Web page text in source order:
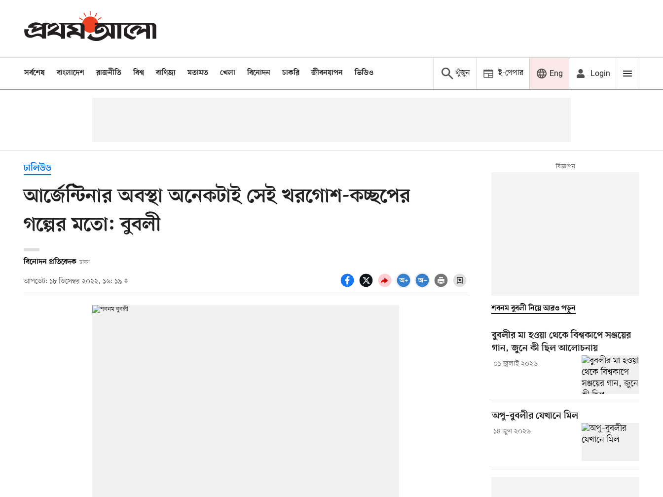
সর্বশেষ বাংলাদেশ রাজনীতি বিশ্ব বাণিজ্য মতামত খেলা বিনোদন চাকরি জীবনযাপন ভিডিও খুঁজুন ই-পেপার Eng Login
ঢালিউড
আর্জেন্টিনার অবস্থা অনেকটাই সেই খরগোশ-কচ্ছপের
গল্পের মতো: বুবলী
বিনোদন প্রতিবেদক ঢাকা
আপডেট: ১৮ ডিসেম্বর ২০২২, ১৬: ১৯
শবনম বুবলী নিয়ে আরও পড়ুন
বুবলীর মা হওয়া থেকে বিশ্বকাপে সঞ্জয়ের
গান, জুনে কী ছিল আলোচনায়
০১ জুলাই ২০২৬
অপু–বুবলীর যেখানে মিল
১৪ জুন ২০২৬